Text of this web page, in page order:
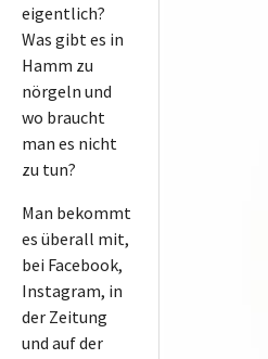
eigentlich?
Was gibt es in
Hamm zu
nörgeln und
wo braucht
man es nicht
zu tun?
Man bekommt
es überall mit,
bei Facebook,
Instagram, in
der Zeitung
und auf der